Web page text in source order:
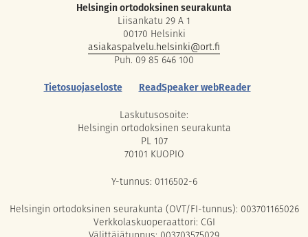
Helsingin ortodoksinen seurakunta
Liisankatu 29 A 1
00170 Helsinki
asiakaspalvelu.helsinki@ort.fi
Puh. 09 85 646 100
Tietosuojaseloste
ReadSpeaker webReader
Laskutusosoite:
Helsingin ortodoksinen seurakunta
PL 107
70101 KUOPIO
Y-tunnus: 0116502-6
Helsingin ortodoksinen seurakunta (OVT/FI-tunnus): 003701165026
Verkkolaskuoperaattori: CGI